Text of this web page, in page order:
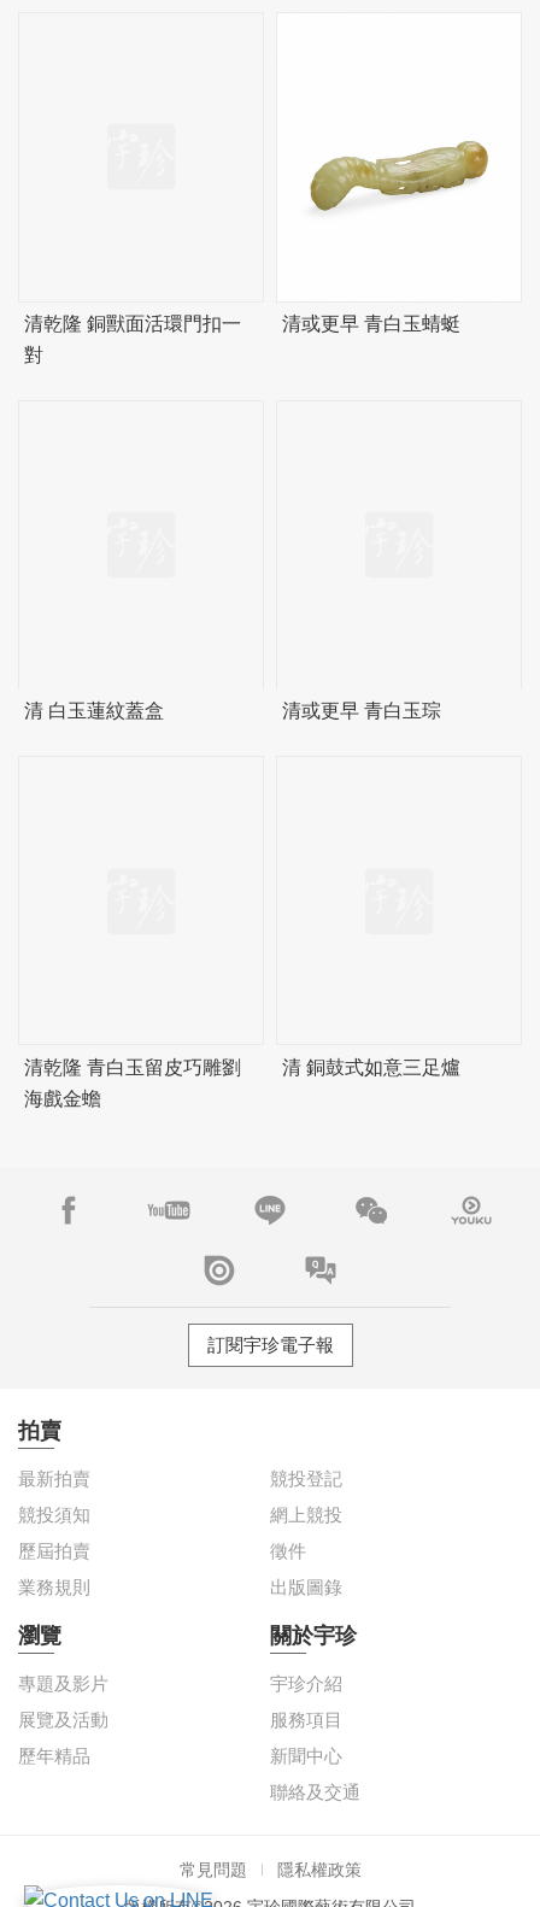
清乾隆 銅獸面活環門扣一
對
清或更早 青白玉蜻蜓
清 白玉蓮紋蓋盒 清或更早 青白玉琮
清乾隆 青白玉留皮巧雕劉
海戲金蟾
清 銅鼓式如意三足爐
訂閱宇珍電子報
拍賣
最新拍賣
競投登記
競投須知
網上競投
歷屆拍賣
徵件
業務規則
出版圖錄
瀏覽
專題及影片
展覽及活動
歷年精品
關於宇珍
宇珍介紹
服務項目
新聞中心
聯絡及交通
常見問題
隱私權政策